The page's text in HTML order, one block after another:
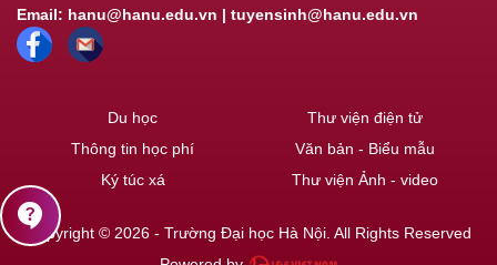
Email: hanu@hanu.edu.vn | tuyensinh@hanu.edu.vn
Du học
Thông tin học phí
Ký túc xá
Thư viện điện tử
Văn bản - Biểu mẫu
Thư viện Ảnh - video
Copyright © 2026 - Trường Đại học Hà Nội. All Rights Reserved
contact_support